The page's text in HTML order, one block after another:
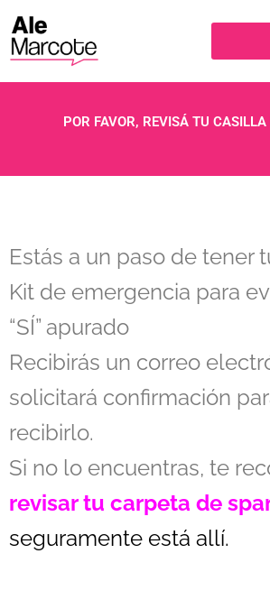
contenido
POR FAVOR, REVISÁ TU CASILLA
Estás a un paso de tener
Kit de emergencia para
“SÍ” apurado
Recibirás un correo
solicitará confirmación
recibirlo.
Si no lo encuentras, te
revisar tu carpeta de
seguramente está allí.